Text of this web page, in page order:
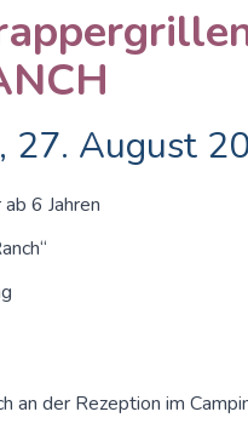
27. August
6 Jahren
an der Rezeption im